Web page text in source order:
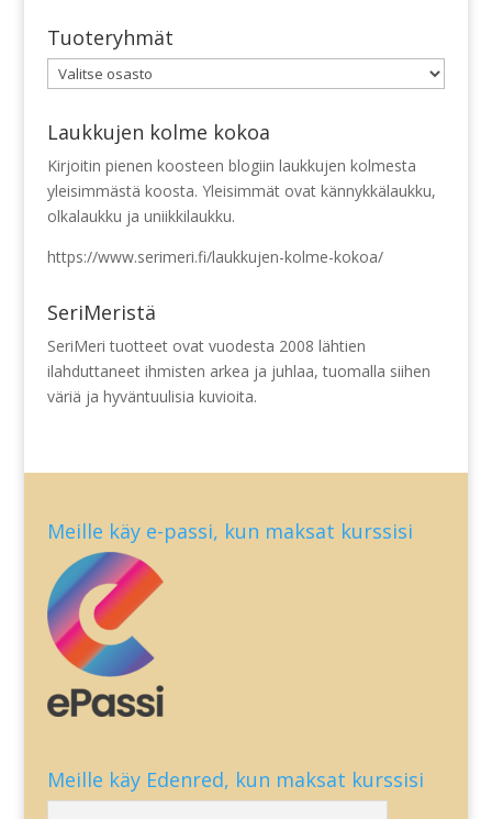
Tuoteryhmät
Laukkujen kolme kokoa
Kirjoitin pienen koosteen blogiin laukkujen kolmesta
yleisimmästä koosta. Yleisimmät ovat kännykkälaukku,
olkalaukku ja uniikkilaukku.
https://www.serimeri.fi/laukkujen-kolme-kokoa/
SeriMeristä
SeriMeri tuotteet ovat vuodesta 2008 lähtien
ilahduttaneet ihmisten arkea ja juhlaa, tuomalla siihen
väriä ja hyväntuulisia kuvioita.
Meille käy e-passi, kun maksat kurssisi
Meille käy Edenred, kun maksat kurssisi